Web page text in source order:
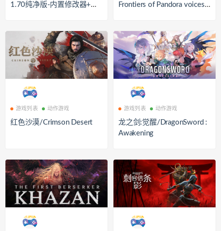
1.70纯净版-内置修改器+通
Frontiers of Pandora voices3
游戏列表 动作游戏
红色沙漠/Crimson Desert
游戏列表 动作游戏
龙之剑:觉醒/DragonSword :
Awakening